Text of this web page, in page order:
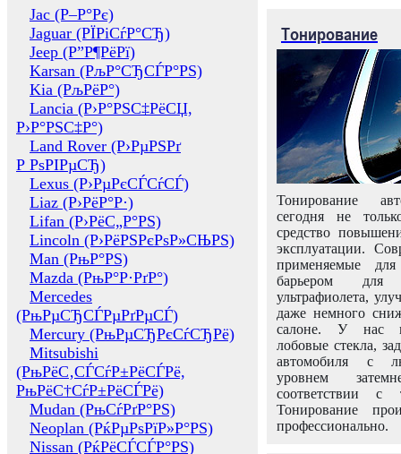
Jac (Р–Р°Рє)
Jaguar (РЇРіСѓР°СЂ)
Jeep (Р”Р¶РёРї)
Karsan (РљР°СЂСЃР°РЅ)
Kia (РљРёР°)
Lancia (Р›Р°РЅС‡РёСЏ,
Р›Р°РЅС‡Р°)
Land Rover (Р›РµРЅРґ
Р РѕРІРµСЂ)
Lexus (Р›РµРєСЃСѓСЃ)
Liaz (Р›РёР°Р·)
Lifan (Р›РёС„Р°РЅ)
Lincoln (Р›РёРЅРєРѕР»СЊРЅ)
Man (РњР°РЅ)
Mazda (РњР°Р·РґР°)
Mercedes
(РњРµСЂСЃРµРґРµСЃ)
Mercury (РњРµСЂРєСѓСЂРё)
Mitsubishi
(РњРёС‚СЃСѓР±РёСЃРё,
РњРёС†СѓР±РёСЃРё)
Mudan (РњСѓРґР°РЅ)
Neoplan (РќРµРѕРїР»Р°РЅ)
Nissan (РќРёСЃСЃР°РЅ)
Тонирование
Тонирование
сегодня не
средство
эксплуатации.
применяемые
барьером для
ультрафиолета,
даже немного
салоне. У нас
лобовые стекла,
автомобиля с
уровнем
соответствии с
Тонирование
профессионально.